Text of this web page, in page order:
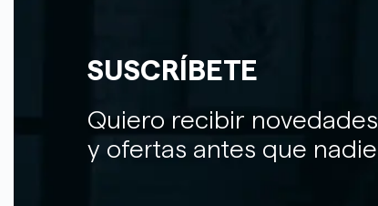
SUSCRÍBETE
Quiero recibir novedades
y ofertas antes que nadie